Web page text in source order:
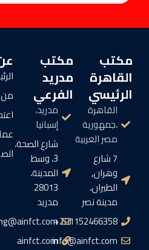
مكتب
القاهرة
الرئيسي
القاهرة
،جمهورية
مصر العربية
7 شارع
وهران,
الطيران،
مدينة نصر
201152466358+
info@ainfct.com
مكتب
مدريد
الفرعي
مدريد،
إسبانيا
شارع الصحة،
3، وسط
المدينة،
28013
مدريد
ainfct.com